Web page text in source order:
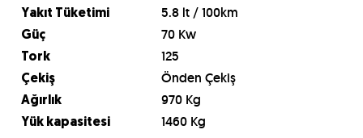
Yakıt Tüketimi 5.8 lt / 100km
Güç 70 Kw
Tork 125
Çekiş Önden Çekiş
Ağırlık 970 Kg
Yük kapasitesi 1460 Kg